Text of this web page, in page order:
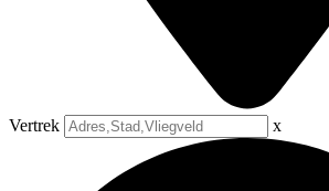
Vertrek x